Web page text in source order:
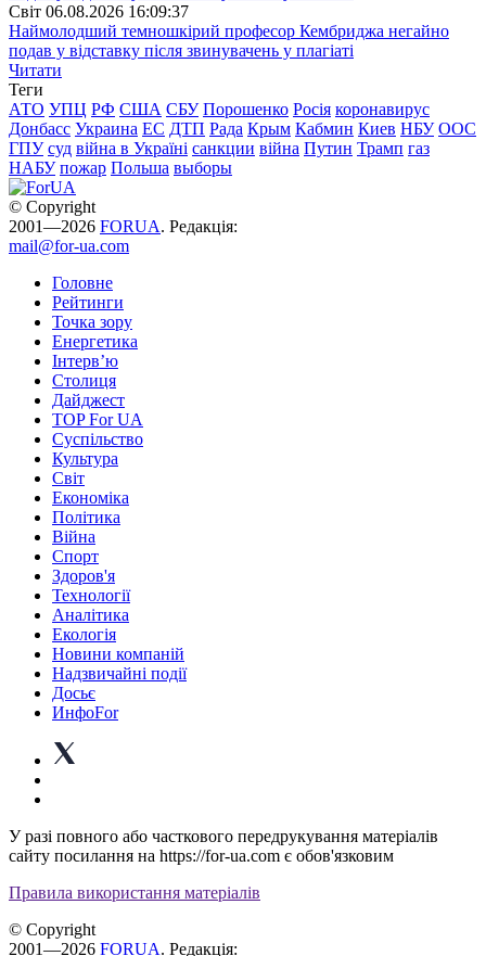
Свiт 06.08.2026 16:09:37
Наймолодший темношкірий професор Кембриджа негайно
подав у відставку після звинувачень у плагіаті
Читати
Теги
АТО УПЦ РФ США СБУ Порошенко Росія коронавирус
Донбасс Украина ЕС ДТП Рада Крым Кабмин Киев НБУ ООС
ГПУ суд війна в Україні санкции війна Путин Трамп газ
НАБУ пожар Польша выборы
© Copyright
2001—2026 FORUA. Редакція:
mail@for-ua.com
Головне
Рейтинги
Точка зору
Енергетика
Інтерв’ю
Столиця
Дайджест
TOP For UA
Суспiльство
Культура
Світ
Економіка
Політика
Війна
Спорт
Здоров'я
Технології
Аналітика
Екологія
Новини компаній
Надзвичайні події
Досьє
ИнфоFor
У разі повного або часткового передрукування матеріалів
сайту посилання на https://for-ua.com є обов'язковим
Правила використання матеріалів
© Copyright
2001—2026 FORUA. Редакція: